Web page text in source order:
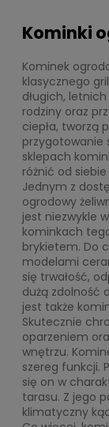
Kominki
Kominek
klasycznego
długich,
rodziny oraz
ciepła, tworzą
przygotowanie
sklepach
różnić od
Jednym z
ogrodowy
jest niezwykle
kominkach
brykietem. Do
modelami
się trwałość,
dużą zdolność
jest także
Skutecznie
oparzeniem
wnętrzu.
szereg funkcji.
się on w
tarasu. Z jego
klimatyczny